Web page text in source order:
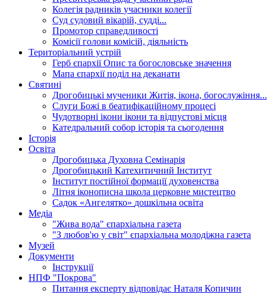
Колегія радників учасники колегії
Суд судовий вікарій, судді...
Промотор справедливості
Комісіїголови комісій, діяльність
Територіальний устрій
Герб єпархіїОпис та богословське значення
Мапа єпархіїподіл на деканати
Святині
Дрогобицькі мученики Житія, ікона, богослужіння...
Слуги Божі в беатифікаційному процесі
Чудотворні ікони ікони та відпустові місця
Катедральний собор історія та сьогодення
Історія
Освіта
Дрогобицька Духовна Семінарія
Дрогобицький Катехитичний Інститут
Інститут постійної формації духовенства
Літня іконописна школа церковне мистецтво
Садок «Ангелятко» дошкільна освіта
Медіа
"Жива вода" єпархіальна газета
"З любов'ю у світ" єпархіальна молодіжна газета
Музей
Документи
Інструкції
НПФ "Покрова"
Питання експерту відповідає Наталя Копичин